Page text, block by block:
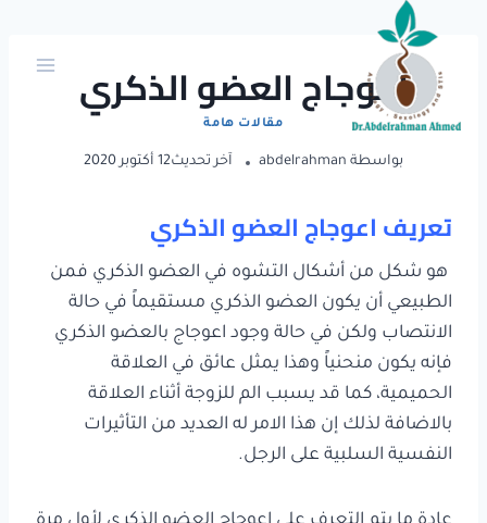
content
اعوجاج العضو الذكري
مقالات هامة
بواسطة abdelrahman آخر تحديث12 أكتوبر 2020
تعريف اعوجاج العضو الذكري
هو شكل من أشكال التشوه في العضو الذكري فمن
الطبيعي أن يكون العضو الذكري مستقيماً في حالة
الانتصاب ولكن في حالة وجود اعوجاج بالعضو الذكري
فإنه يكون منحنياً وهذا يمثل عائق في العلاقة
الحميمية، كما قد يسبب الم للزوجة أثناء العلاقة
بالاضافة لذلك إن هذا الامر له العديد من التأثيرات
النفسية السلبية على الرجل.